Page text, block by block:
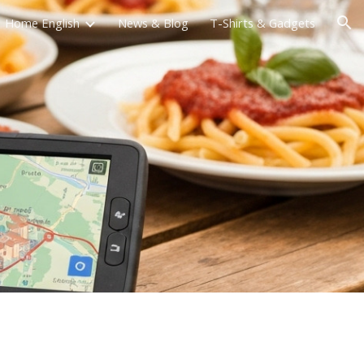
Home English News & Blog T-Shirts & Gadgets